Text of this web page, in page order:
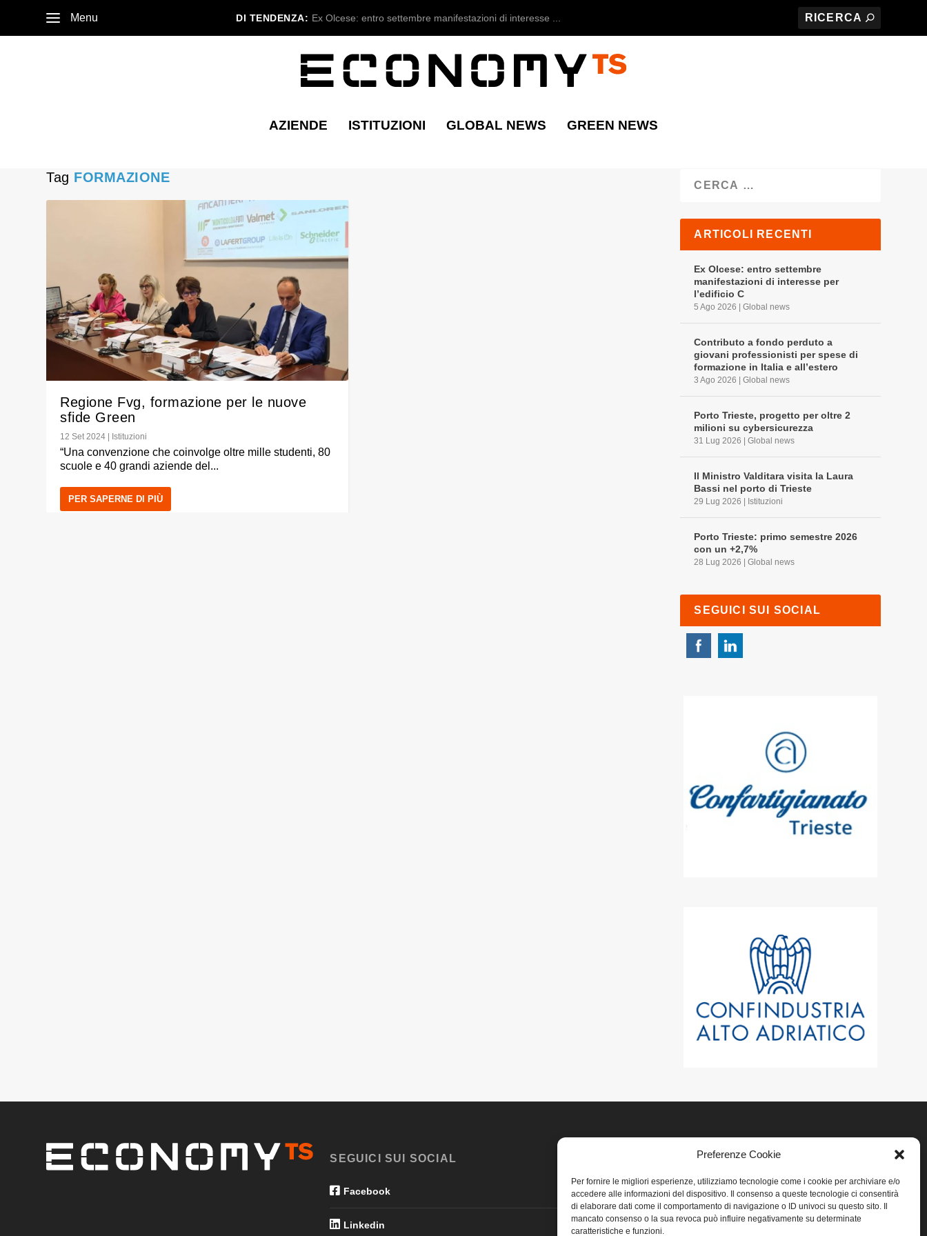
Preferenze Cookie
Per fornire le migliori esperienze, utilizziamo tecnologie come i cookie per archiviare e/o
accedere alle informazioni del dispositivo. Il consenso a queste tecnologie ci consentirà
di elaborare dati come il comportamento di navigazione o ID univoci su questo sito. Il
mancato consenso o la sua revoca può influire negativamente su determinate
caratteristiche e funzioni.
Menu DI TENDENZA: Ex Olcese: entro settembre manifestazioni di interesse ...
AZIENDE ISTITUZIONI GLOBAL NEWS GREEN NEWS
Tag FORMAZIONE
Regione Fvg, formazione per le nuove
sfide Green
12 Set 2024 Istituzioni
“Una convenzione che coinvolge oltre mille studenti, 80
scuole e 40 grandi aziende del...
PER SAPERNE DI PIÙ
ARTICOLI RECENTI
Ex Olcese: entro settembre
manifestazioni di interesse per
l’edificio C
5 Ago 2026 |Global news
Contributo a fondo perduto a
giovani professionisti per spese di
formazione in Italia e all’estero
3 Ago 2026 |Global news
Porto Trieste, progetto per oltre 2
milioni su cybersicurezza
31 Lug 2026 |Global news
Il Ministro Valditara visita la Laura
Bassi nel porto di Trieste
29 Lug 2026 Istituzioni
Porto Trieste: primo semestre 2026
con un +2,7%
28 Lug 2026 |Global news
SEGUICI SUI SOCIAL
SEGUICI SUI SOCIAL
Facebook
Linkedin
Home
Privacy